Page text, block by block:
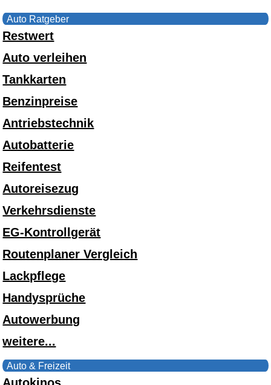
Auto Ratgeber
Restwert
Auto verleihen
Tankkarten
Benzinpreise
Antriebstechnik
Autobatterie
Reifentest
Autoreisezug
Verkehrsdienste
EG-Kontrollgerät
Routenplaner Vergleich
Lackpflege
Handysprüche
Autowerbung
weitere...
Auto & Freizeit